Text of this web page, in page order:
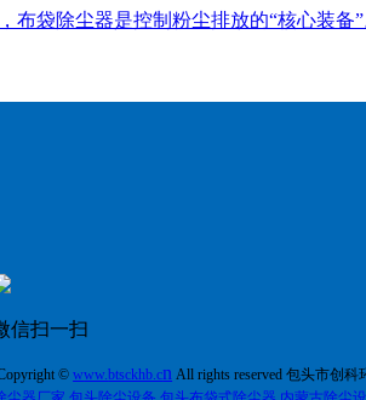
袋除尘器是控制粉尘排放的“核心装备”
信扫一扫
©www.btsckhb.cn All rights reserved 包头市创科